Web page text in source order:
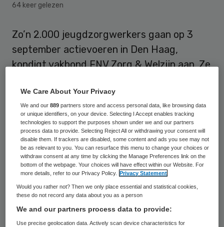
64 keer gelezen
Zo’n 2.000 jeugdzorgwerkers gaan op 3
september actievoeren in Den Haag,
kondigt vakbond FNV Zorg & Welzijn aan. Ze
voor de jeugdzorg en minder
“aanbestedingswaanzin” en bureaucratie.
Door bezuinigingen op de jeugdzorg en de
toenemende vraag naar zorg, raken de
gemeentelijke geldpotten leeg, waarschuwt
devakbond . “Gemeenten proberen dit op te
lossen met goedkope aanbestedingen voor
te lage tarieven en te weinig tijd per kind.
Gevolg: wachtlijsten lopen op en kinderen en
We Care About Your Privacy
We and our889 partners store and access personal data, like browsing data
or unique identifiers, on your device. Selecting I Accept enables tracking
technologies to support the purposes shown under we and our partners
process data to provide. Selecting Reject All or withdrawing your consent will
disable them. If trackers are disabled, some content and ads you see may not
be as relevant to you. You can resurface this menu to change your choices or
withdraw consent at any time by clicking the Manage Preferences link on the
bottom of the webpage. Your choices will have effect within our Website. For
more details, refer to our Privacy Policy.
Privacy Statement
Would you rather not? Then we only place essential and statistical cookies,
these do not record any data about you as a person
We and our partners process data to provide:
Use precise geolocation data. Actively scan device characteristics for